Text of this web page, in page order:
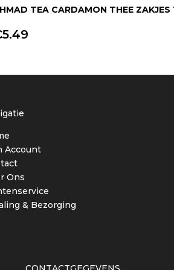
TEA CARDAMON THEE ZAKJES
5.49
Account
Ons
& Bezorging